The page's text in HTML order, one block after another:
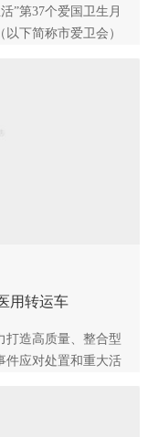
”第37个爱国卫生月
下简称市爱卫会）
开展以“健康环
用转运车
打造高质量、整合型
件应对处置和重大活
血液管理工作，为